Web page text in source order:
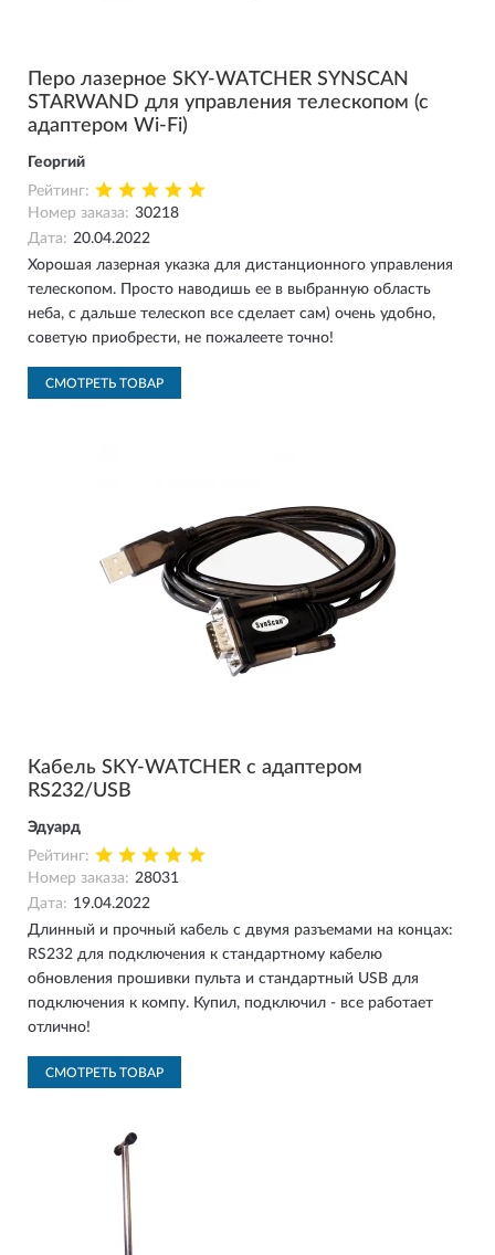
Перо лазерное SKY-WATCHER SYNSCAN
STARWAND для управления телескопом (с
адаптером Wi-Fi)
Георгий
Рейтинг:
Номер заказа: 30218
Дата: 20.04.2022
Хорошая лазерная указка для дистанционного управления
телескопом. Просто наводишь ее в выбранную область
неба, с дальше телескоп все сделает сам) очень удобно,
советую приобрести, не пожалеете точно!
СМОТРЕТЬ ТОВАР
Кабель SKY-WATCHER с адаптером
RS232/USB
Эдуард
Рейтинг:
Номер заказа: 28031
Дата: 19.04.2022
Длинный и прочный кабель с двумя разъемами на концах:
RS232 для подключения к стандартному кабелю
обновления прошивки пульта и стандартный USB для
подключения к компу. Купил, подключил - все работает
отлично!
СМОТРЕТЬ ТОВАР